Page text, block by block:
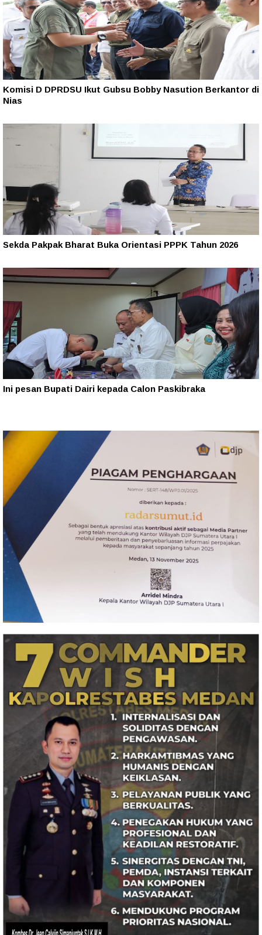
Komisi D DPRDSU Ikut Gubsu Bobby Nasution Berkantor di
Nias
Sekda Pakpak Bharat Buka Orientasi PPPK Tahun 2026
Ini pesan Bupati Dairi kepada Calon Paskibraka